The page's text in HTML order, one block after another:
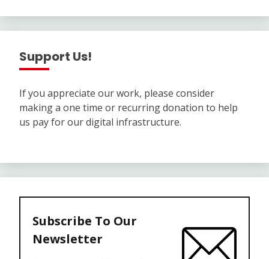
Support Us!
If you appreciate our work, please consider
making a one time or recurring donation to help
us pay for our digital infrastructure.
Subscribe To Our
Newsletter